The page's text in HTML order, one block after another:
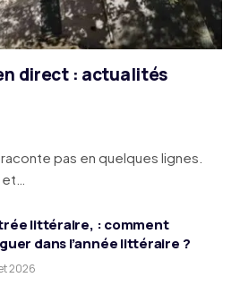
direct : actualités
pas en quelques lignes.
littéraire, : comment
dans l’année littéraire ?
2026